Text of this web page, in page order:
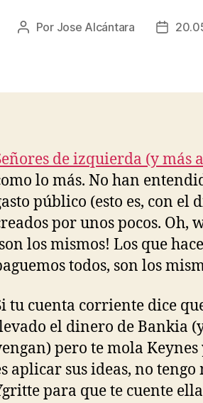
Autor
Por Jose Alcántara
Fecha
de izquierda (y más
lo más. No han
público (esto es, con el
por unos pocos. Oh,
los mismos! Los que
todos, son los
tu cuenta corriente dice
el dinero de Bankia
pero te mola
aplicar sus ideas, no
para que te cuente